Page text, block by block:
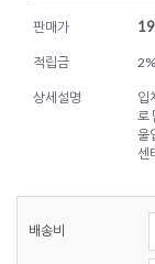
판매가
적립금 2%
상세설명
입
로
울
센
배송비